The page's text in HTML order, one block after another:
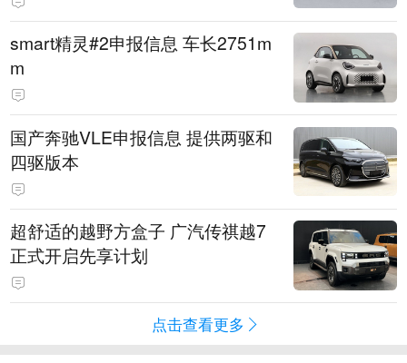
smart精灵#2申报信息 车长2751m
m
国产奔驰VLE申报信息 提供两驱和
四驱版本
超舒适的越野方盒子 广汽传祺越7
正式开启先享计划
点击查看更多